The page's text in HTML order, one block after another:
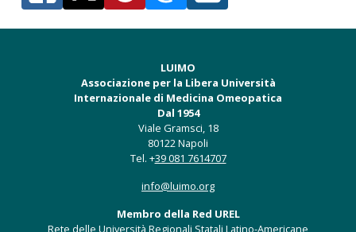
LUIMO
Associazione per la Libera Università
Internazionale di Medicina Omeopatica
Dal 1954
Viale Gramsci, 18
80122 Napoli
Tel. +39 081 7614707
info@luimo.org
Membro della Red UREL
Rete delle Università Regionali Statali Latino-Americane